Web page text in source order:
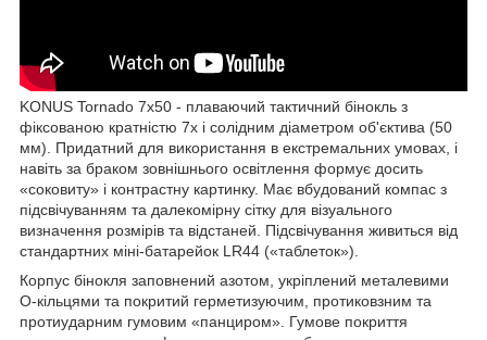
KONUS Tornado 7x50 - плаваючий тактичний бінокль з
фіксованою кратністю 7х і солідним діаметром об'єктива (50
мм). Придатний для використання в екстремальних умовах, і
навіть за браком зовнішнього освітлення формує досить
«соковиту» і контрастну картинку. Має вбудований компас з
підсвічуванням та далекомірну сітку для візуального
визначення розмірів та відстаней. Підсвічування живиться від
стандартних міні-батарейок LR44 («таблеток»).
Корпус бінокля заповнений азотом, укріплений металевими
О-кільцями та покритий герметизуючим, протиковзним та
протиударним гумовим «панциром». Гумове покриття